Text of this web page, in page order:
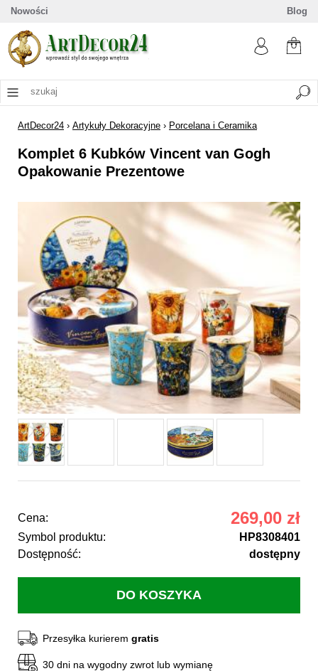
Nowości Blog
ArtDecor24 › Artykuły Dekoracyjne › Porcelana i Ceramika
Komplet 6 Kubków Vincent van Gogh
Opakowanie Prezentowe
Cena: 269,00 zł
Symbol produktu:
HP8308401
Dostępność:
dostępny
Przesyłka kurierem gratis
30 dni na wygodny zwrot lub wymianę